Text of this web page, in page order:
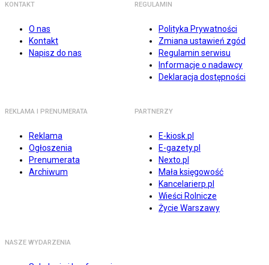
KONTAKT
O nas
Kontakt
Napisz do nas
REGULAMIN
Polityka Prywatności
Zmiana ustawień zgód
Regulamin serwisu
Informacje o nadawcy
Deklaracja dostępności
REKLAMA I PRENUMERATA
Reklama
Ogłoszenia
Prenumerata
Archiwum
PARTNERZY
E-kiosk.pl
E-gazety.pl
Nexto.pl
Mała księgowość
Kancelarierp.pl
Wieści Rolnicze
Życie Warszawy
NASZE WYDARZENIA